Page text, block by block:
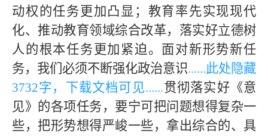
动权的任务更加凸显；教育率先实现现代
化、推动教育领域综合改革，落实好立德树
人的根本任务更加紧迫。面对新形势新任
务，我们必须不断强化政治意识......此处隐藏
3732字，下载文档可见......贯彻落实好《意
见》的各项任务，要宁可把问题想得复杂一
些，把形势想得严峻一些，拿出综合的、具